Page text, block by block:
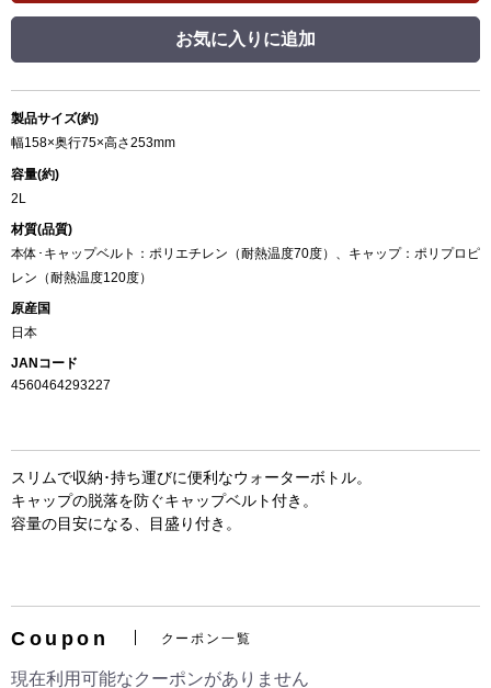
お気に入りに追加
製品サイズ(約)
幅158×奥行75×高さ253mm
容量(約)
2L
材質(品質)
本体･キャップベルト：ポリエチレン（耐熱温度70度）、キャップ：ポリプロピ
レン（耐熱温度120度）
原産国
日本
JANコード
4560464293227
スリムで収納･持ち運びに便利なウォーターボトル。
キャップの脱落を防ぐキャップベルト付き。
容量の目安になる、目盛り付き。
Coupon クーポン一覧
現在利用可能なクーポンがありません